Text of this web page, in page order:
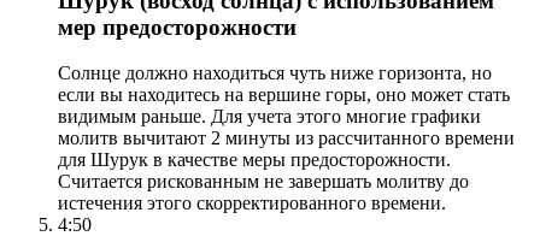
мер предосторожности
Солнце должно находиться чуть ниже горизонта, но
если вы находитесь на вершине горы, оно может стать
видимым раньше. Для учета этого многие графики
молитв вычитают 2 минуты из рассчитанного времени
для Шурук в качестве меры предосторожности.
Считается рискованным не завершать молитву до
истечения этого скорректированного времени.
4:50